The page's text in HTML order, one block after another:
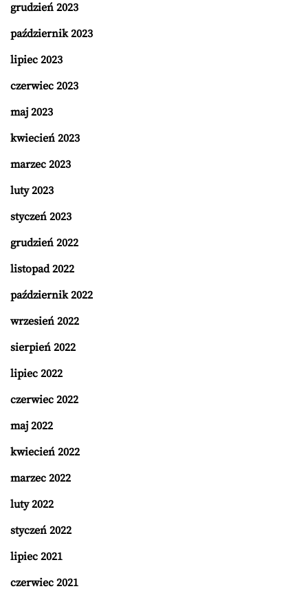
grudzień 2023
październik 2023
lipiec 2023
czerwiec 2023
maj 2023
kwiecień 2023
marzec 2023
luty 2023
styczeń 2023
grudzień 2022
listopad 2022
październik 2022
wrzesień 2022
sierpień 2022
lipiec 2022
czerwiec 2022
maj 2022
kwiecień 2022
marzec 2022
luty 2022
styczeń 2022
lipiec 2021
czerwiec 2021